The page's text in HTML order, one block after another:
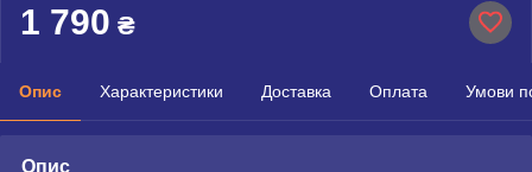
1 790 ₴
Опис Характеристики Доставка Оплата Умови
Опис